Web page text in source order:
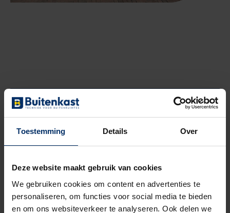
Toestemming Details Over
Deze website maakt gebruik van cookies
We gebruiken cookies om content en advertenties te
personaliseren, om functies voor social media te bieden
en om ons websiteverkeer te analyseren. Ook delen we
“De flexibiliteit is ons zeer
goed bevallen”
GERELATEERDE RECENSIE
Bekijken